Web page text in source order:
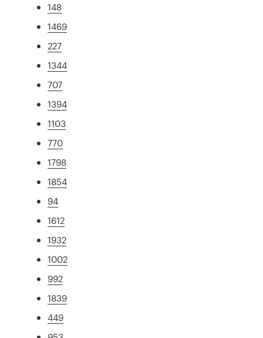
148
1469
227
1344
707
1394
1103
770
1798
1854
94
1612
1932
1002
992
1839
449